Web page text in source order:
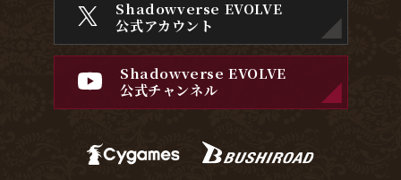
Shadowverse EVOLVE
公式アカウント
Shadowverse EVOLVE
公式チャンネル